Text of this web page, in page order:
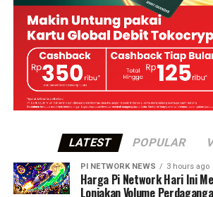
LATEST POPULAR
PI NETWORK NEWS 3 hours ago
Harga Pi Network Hari Ini
Lonjakan Volume